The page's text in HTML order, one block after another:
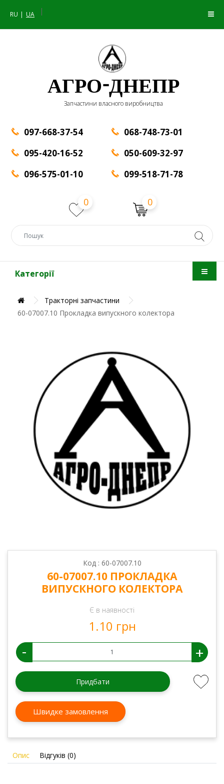
RU UA |
АГРО-ДНЕПР
Запчастини власного виробництва
097-668-37-54
095-420-16-52
096-575-01-10
068-748-73-01
050-609-32-97
099-518-71-78
0 0
Категорії
Тракторні запчастини
60-07007.10 Прокладка випускного колектора
Код : 60-07007.10
60-07007.10 ПРОКЛАДКА
ВИПУСКНОГО КОЛЕКТОРА
Є в наявності
1.10 грн
- +
Придбати
Швидке замовлення
Опис Відгуків (0)